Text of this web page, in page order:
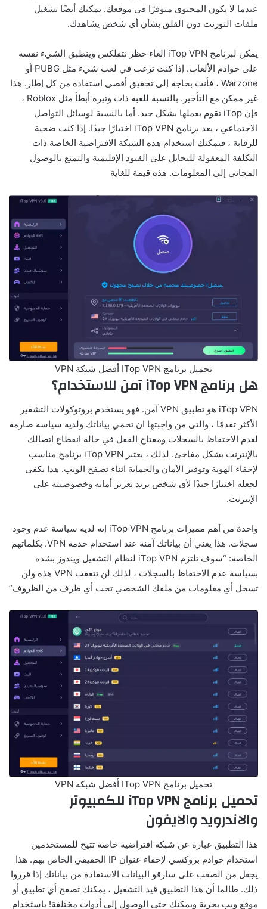
عندما لا يكون المحتوى متوفرًا في موقعك. يمكنك أيضًا تشغيل
ملفات التورنت دون القلق بشأن أي شخص يشاهدك.
يمكن لبرنامج iTop VPN إلغاء حظر نتفلكس وينطبق الشيء نفسه
على خوادم الألعاب. إذا كنت ترغب في لعب شيء مثل PUBG أو
Warzone ، فأنت بحاجة إلى تحقيق أقصى استفادة من كل إطار. هذا
غير ممكن مع التأخير. بالنسبة للعبة ذات وتيرة أبطأ مثل Roblox ،
فإن iTop تقوم بعملها بشكل جيد. أما بالنسبة لوسائل التواصل
الاجتماعي ، يعد برنامج iTop VPN اختيارًا جيدًا. إذا كنت ضحية
للرقابة ، فيمكنك استخدام هذه الشبكة الافتراضية الخاصة ذات
التكلفة المعقولة للتحايل على القيود الإقليمية والتمتع بالوصول
المجاني إلى المعلومات. هذه قيمة للغاية
تحميل برنامج ITop VPN أفضل شبكة VPN
هل برنامج iTop VPN آمن للاستخدام؟
iTop VPN هو تطبيق VPN آمن. فهو يستخدم بروتوكولات التشفير
الأكثر تقدمًا ، والتى من واجبتها ان تحمي بياناتك ولديه سياسة صارمة
لعدم الاحتفاظ بالسجلات ومفتاح القفل في حالة انقطاع اتصالك
بالإنترنت بشكل مفاجئ. لذلك ، يعتبر iTop VPN برنامج مناسب
لإخفاء الهوية وتوفير الأمان والحماية اثناء تصفح الويب. هذا يكفي
لجعله اختيارًا جيدًا لأي شخص يريد تعزيز أمانه وخصوصيته على
الإنترنت.
واحدة من أهم مميزات برنامج iTop VPN إنه لديه سياسة عدم وجود
سجلات. هذا يعني أن بياناتك آمنة عند استخدام خدمة VPN. بكلماتهم
الخاصة: “سوف تلتزم iTop VPN لنظام التشغيل ويندوز بشدة
بسياسة عدم الاحتفاظ بالسجلات ، لذلك لن تتعقب VPN هذه ولن
تسجل أي معلومات من ملفك الشخصي تحت أي ظرف من الظروف”
تحميل برنامج ITop VPN أفضل شبكة VPN
تحميل برنامج iTop VPN للكمبيوتر
والاندرويد والايفون
هذا التطبيق عبارة عن شبكة افتراضية خاصة تتيح للمستخدمين
استخدام خوادم بروكسي لإخفاء عنوان IP الحقيقي الخاص بهم. هذا
يجعل من الصعب على سارقو البيانات الاستفادة من بياناتك إذا قرروا
ذلك. طالما أن هذا التطبيق قيد التشغيل ، يمكنك تصفح أي تطبيق أو
موقع ويب بحرية ويمكنك حتى الوصول إلى أدوات مختلفة! باستخدام